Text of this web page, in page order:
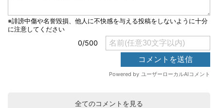
全てのコメントを見る